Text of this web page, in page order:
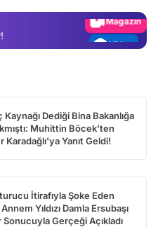
Video
Kaynağı Dediği Bina Bakanlığa
Muhittin Böcek'ten
Karadağlı'ya Yanıt Geldi!
İtirafıyla Şoke Eden
Yıldızı Damla Ersubaşı
Sonucuyla Gerçeği Açıkladı